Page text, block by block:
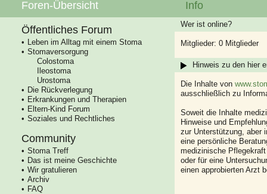
Foren-Übersicht
Öffentliches Forum
Leben im Alltag mit einem Stoma
Stomaversorgung
Colostoma
Ileostoma
Urostoma
Die Rückverlegung
Erkrankungen und Therapien
Eltern-Kind Forum
Soziales und Rechtliches
Community
Stoma Treff
Das ist meine Geschichte
Wir gratulieren
Archiv
FAQ
Info
Wer ist online?
Mitglieder: 0 Mitglieder
Hinweis zu den hier
Die Inhalte von
ausschließlich zu
Soweit die Inhalte
Hinweise und
zur Unterstützung, aber
eine persönliche
medizinische
oder für eine
einen approbierten Arzt